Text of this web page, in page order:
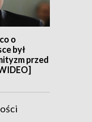
o
był
przed